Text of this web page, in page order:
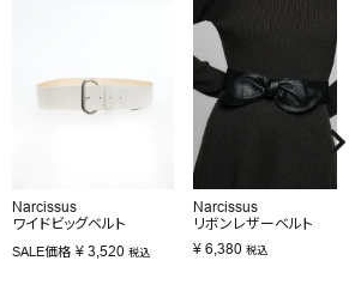
Narcissus
ワイドビッグベルト
SALE価格 ¥ 3,520 税込
Narcissus
リボンレザーベルト
¥ 6,380 税込